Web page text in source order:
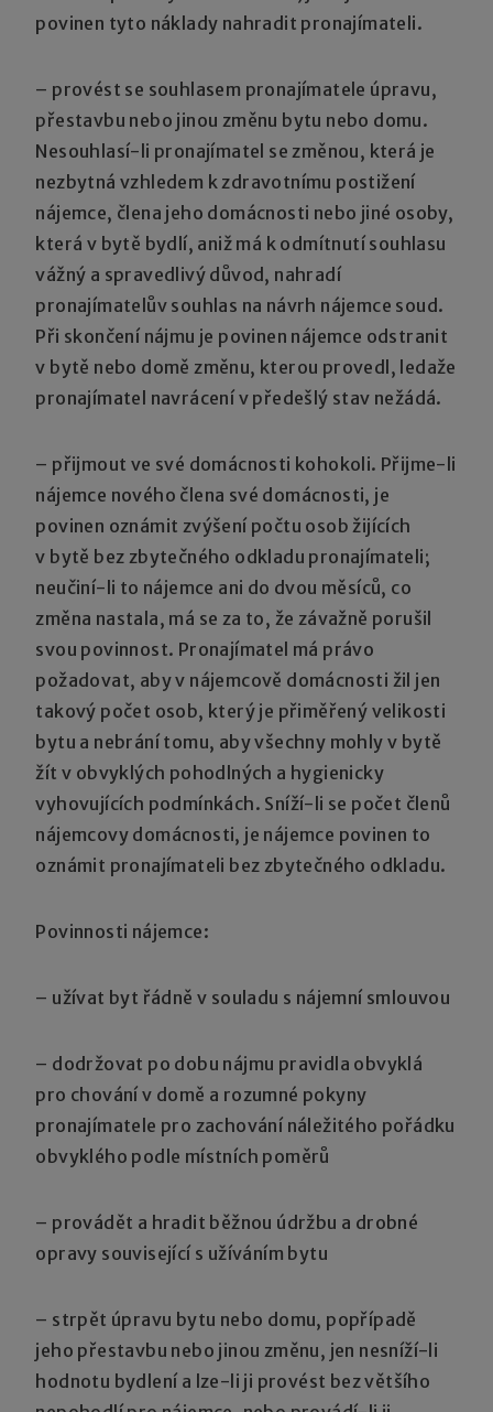
povinen tyto náklady nahradit pronajímateli.
– provést se souhlasem pronajímatele úpravu,
přestavbu nebo jinou změnu bytu nebo domu.
Nesouhlasí-li pronajímatel se změnou, která je
nezbytná vzhledem k zdravotnímu postižení
nájemce, člena jeho domácnosti nebo jiné osoby,
která v bytě bydlí, aniž má k odmítnutí souhlasu
vážný a spravedlivý důvod, nahradí
pronajímatelův souhlas na návrh nájemce soud.
Při skončení nájmu je povinen nájemce odstranit
v bytě nebo domě změnu, kterou provedl, ledaže
pronajímatel navrácení v předešlý stav nežádá.
– přijmout ve své domácnosti kohokoli. Přijme-li
nájemce nového člena své domácnosti, je
povinen oznámit zvýšení počtu osob žijících
v bytě bez zbytečného odkladu pronajímateli;
neučiní-li to nájemce ani do dvou měsíců, co
změna nastala, má se za to, že závažně porušil
svou povinnost. Pronajímatel má právo
požadovat, aby v nájemcově domácnosti žil jen
takový počet osob, který je přiměřený velikosti
bytu a nebrání tomu, aby všechny mohly v bytě
žít v obvyklých pohodlných a hygienicky
vyhovujících podmínkách. Sníží-li se počet členů
nájemcovy domácnosti, je nájemce povinen to
oznámit pronajímateli bez zbytečného odkladu.
Povinnosti nájemce:
– užívat byt řádně v souladu s nájemní smlouvou
– dodržovat po dobu nájmu pravidla obvyklá
pro chování v domě a rozumné pokyny
pronajímatele pro zachování náležitého pořádku
obvyklého podle místních poměrů
– provádět a hradit běžnou údržbu a drobné
opravy související s užíváním bytu
– strpět úpravu bytu nebo domu, popřípadě
jeho přestavbu nebo jinou změnu, jen nesníží-li
hodnotu bydlení a lze-li ji provést bez většího